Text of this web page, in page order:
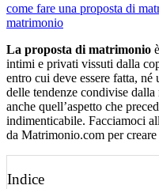
come fare una proposta di
matrimonio
La proposta di matrimonio
intimi e privati vissuti dalla
entro cui deve essere fatta,
delle tendenze condivise
anche quell’aspetto che
indimenticabile. Facciamoci
da Matrimonio.com per creare
Indice